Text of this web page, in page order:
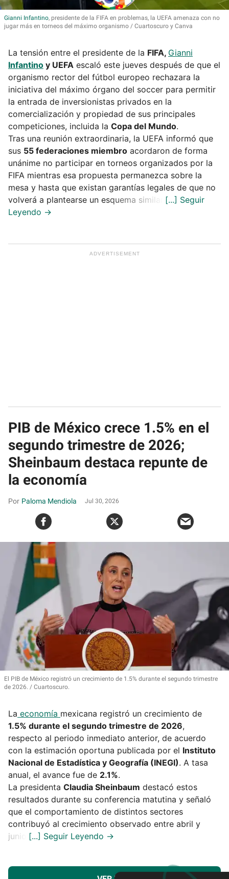
Gianni Infantino, presidente de la FIFA en problemas, la UEFA amenaza con no
jugar más en torneos del máximo organismo
Cuartoscuro y Canva
La tensión entre el presidente de la FIFA, Gianni
Infantino y UEFA escaló este jueves después de que el
organismo rector del fútbol europeo rechazara la
iniciativa del máximo órgano del soccer para permitir
la entrada de inversionistas privados en la
comercialización y propiedad de sus principales
competiciones, incluida la Copa del Mundo.
Tras una reunión extraordinaria, la UEFA informó que
sus 55 federaciones miembro acordaron de forma
unánime no participar en torneos organizados por la
FIFA mientras esa propuesta permanezca sobre la
mesa y hasta que existan garantías legales de que no
volverá a plantearse un esquema similar.
PIB de México crece 1.5% en el
segundo trimestre de 2026;
Sheinbaum destaca repunte de
la economía
Paloma Mendiola Jul 30, 2026
El PIB de México registró un crecimiento de 1.5% durante el segundo trimestre
de 2026.
Cuartoscuro.
La economía mexicana registró un crecimiento de
1.5% durante el segundo trimestre de 2026,
respecto al periodo inmediato anterior, de acuerdo
con la estimación oportuna publicada por el Instituto
Nacional de Estadística y Geografía (INEGI). A tasa
anual, el avance fue de 2.1%.
La presidenta Claudia Sheinbaum destacó estos
resultados durante su conferencia matutina y señaló
que el comportamiento de distintos sectores
contribuyó al crecimiento observado entre abril y
junio.